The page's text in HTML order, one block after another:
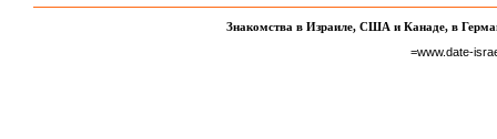
Знакомства в Израиле, США и Канаде, в
=www.date-